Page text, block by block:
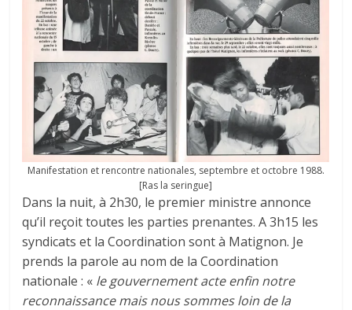
Manifestation et rencontre nationales, septembre et octobre 1988.
[Ras la seringue]
Dans la nuit, à 2h30, le premier ministre annonce
qu’il reçoit toutes les parties prenantes. A 3h15 les
syndicats et la Coordination sont à Matignon. Je
prends la parole au nom de la Coordination
nationale : « le gouvernement acte enfin notre
reconnaissance mais nous sommes loin de la